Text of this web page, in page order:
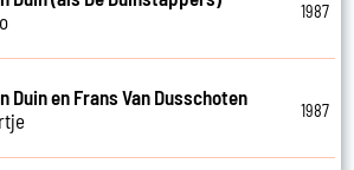
1987
Duin en Frans Van Dusschoten
1987